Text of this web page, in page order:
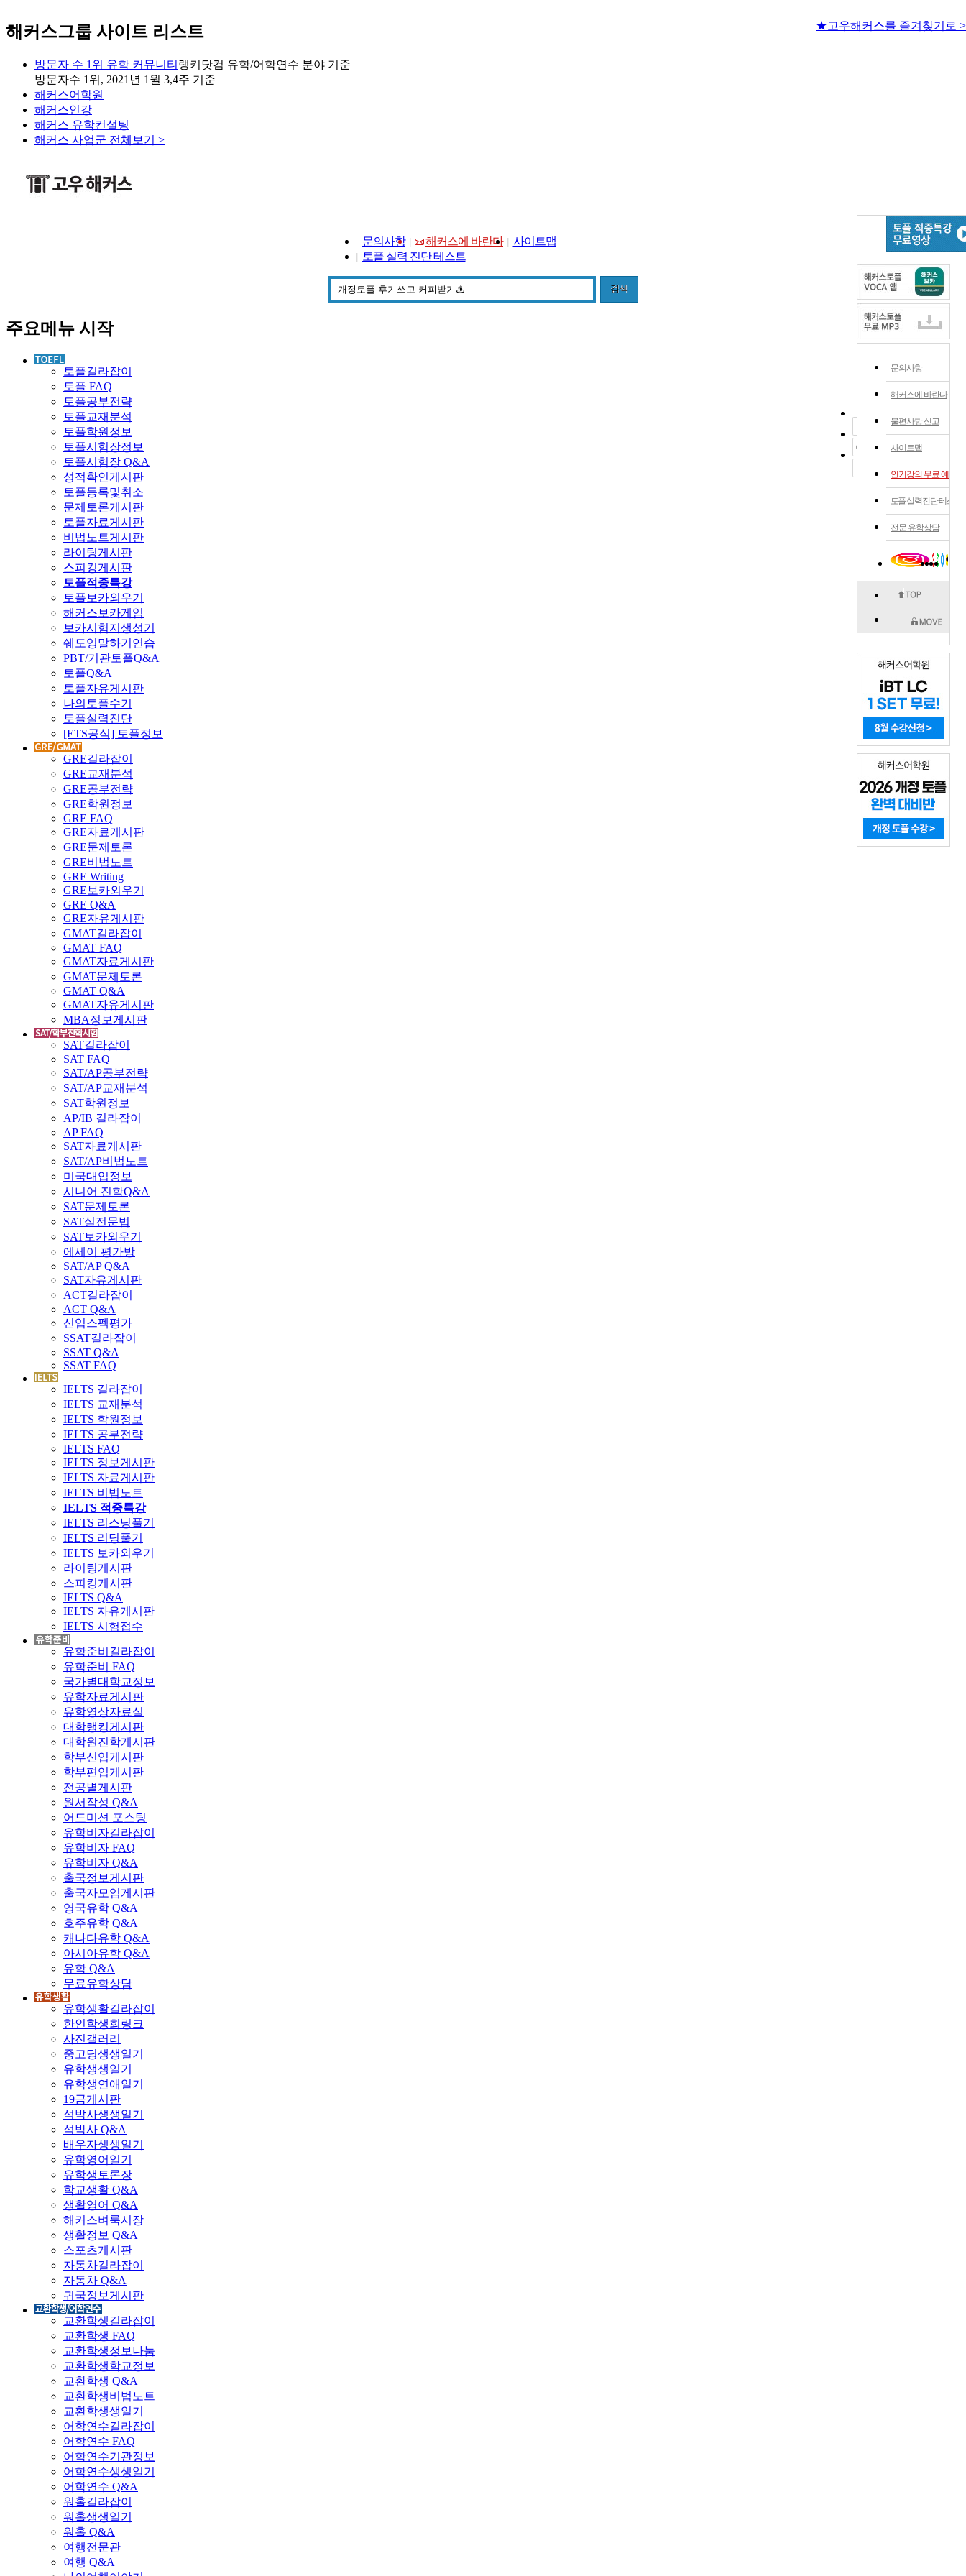
해커스그룹 사이트 리스트
방문자 수 1위 유학 커뮤니티 랭키닷컴 유학/어학연수 분야 기준
방문자수 1위, 2021년 1월 3,4주 기준
해커스어학원
해커스인강
해커스 유학컨설팅
해커스 사업군 전체보기 >
문의사항 해커스에 바란다
사이트맵
토플 실력 진단 테스트
★고우해커스를 즐겨찾기로 >
검색
주요메뉴 시작
토플길라잡이
토플 FAQ
토플공부전략
토플교재분석
토플학원정보
토플시험장정보
토플시험장 Q&A
성적확인게시판
토플등록및취소
문제토론게시판
토플자료게시판
비법노트게시판
라이팅게시판
스피킹게시판
토플적중특강
토플보카외우기
해커스보카게임
보카시험지생성기
쉐도잉말하기연습
PBT/기관토플Q&A
토플Q&A
토플자유게시판
나의토플수기
토플실력진단
[ETS공식] 토플정보
GRE길라잡이
GRE교재분석
GRE공부전략
GRE학원정보
GRE FAQ
GRE자료게시판
GRE문제토론
GRE비법노트
GRE Writing
GRE보카외우기
GRE Q&A
GRE자유게시판
GMAT길라잡이
GMAT FAQ
GMAT자료게시판
GMAT문제토론
GMAT Q&A
GMAT자유게시판
MBA정보게시판
SAT길라잡이
SAT FAQ
SAT/AP공부전략
SAT/AP교재분석
SAT학원정보
AP/IB 길라잡이
AP FAQ
SAT자료게시판
SAT/AP비법노트
미국대입정보
시니어 진학Q&A
SAT문제토론
SAT실전문법
SAT보카외우기
에세이 평가방
SAT/AP Q&A
SAT자유게시판
ACT길라잡이
ACT Q&A
신입스펙평가
SSAT길라잡이
SSAT Q&A
SSAT FAQ
IELTS 길라잡이
IELTS 교재분석
IELTS 학원정보
IELTS 공부전략
IELTS FAQ
IELTS 정보게시판
IELTS 자료게시판
IELTS 비법노트
IELTS 적중특강
IELTS 리스닝풀기
IELTS 리딩풀기
IELTS 보카외우기
라이팅게시판
스피킹게시판
IELTS Q&A
IELTS 자유게시판
IELTS 시험접수
유학준비길라잡이
유학준비 FAQ
국가별대학교정보
유학자료게시판
유학영상자료실
대학랭킹게시판
대학원진학게시판
학부신입게시판
학부편입게시판
전공별게시판
원서작성 Q&A
어드미션 포스팅
유학비자길라잡이
유학비자 FAQ
유학비자 Q&A
출국정보게시판
출국자모임게시판
영국유학 Q&A
호주유학 Q&A
캐나다유학 Q&A
아시아유학 Q&A
유학 Q&A
무료유학상담
유학생활길라잡이
한인학생회링크
사진갤러리
중고딩생생일기
유학생생일기
유학생연애일기
19금게시판
석박사생생일기
석박사 Q&A
배우자생생일기
유학영어일기
유학생토론장
학교생활 Q&A
생활영어 Q&A
해커스벼룩시장
생활정보 Q&A
스포츠게시판
자동차길라잡이
자동차 Q&A
귀국정보게시판
교환학생길라잡이
교환학생 FAQ
교환학생정보나눔
교환학생학교정보
교환학생 Q&A
교환학생비법노트
교환학생생일기
어학연수길라잡이
어학연수 FAQ
어학연수기관정보
어학연수생생일기
어학연수 Q&A
워홀길라잡이
워홀생생일기
워홀 Q&A
여행전문관
여행 Q&A
문의사항
해커스에 바란다
불편사항 신고
사이트맵
인기강의 무료 예약
토플 실력 진단 테스트
전문 유학상담